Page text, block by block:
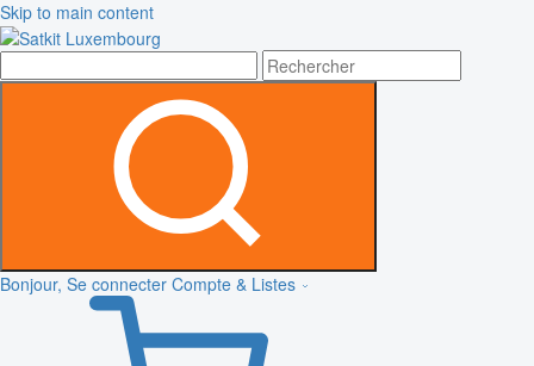
Skip to main content
Bonjour, Se connecter Compte & Listes